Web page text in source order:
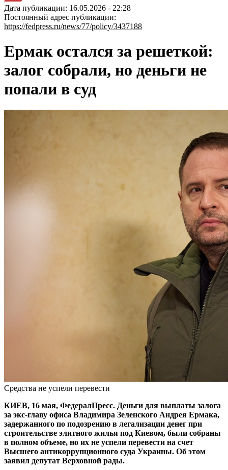
Дата публикации: 16.05.2026 - 22:28
Постоянный адрес публикации:
https://fedpress.ru/news/77/policy/3437188
Ермак остался за решеткой:
залог собрали, но деньги не
попали в суд
Средства не успели перевести
КИЕВ, 16 мая, ФедералПресс. Деньги для выплаты залога
за экс-главу офиса Владимира Зеленского Андрея Ермака,
задержанного по подозрению в легализации денег при
строительстве элитного жилья под Киевом, были собраны
в полном объеме, но их не успели перевести на счет
Высшего антикоррупционного суда Украины. Об этом
заявил депутат Верховной рады.